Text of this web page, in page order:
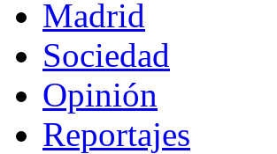
Madrid
Sociedad
Opinión
Reportajes